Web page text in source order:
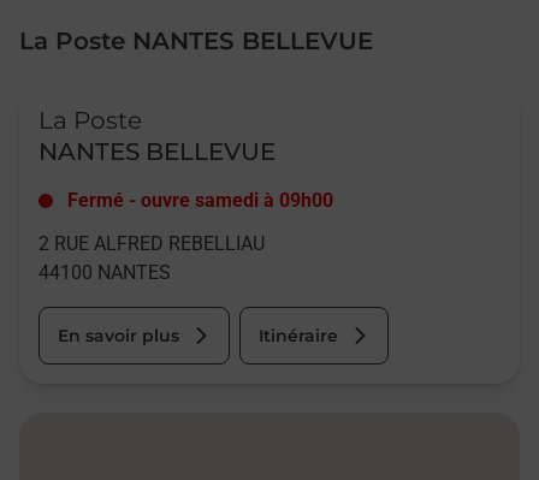
La Poste NANTES BELLEVUE
La Poste
NANTES BELLEVUE
Fermé - ouvre samedi à 09h00
2 RUE ALFRED REBELLIAU
44100 NANTES
En savoir plus Itinéraire